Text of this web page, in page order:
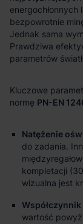
PN-EN
Natężenie
do zadania.
kompletacji
wizualna jest
wartość